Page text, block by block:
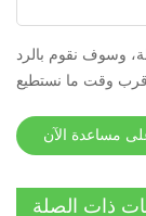
وسوف نقوم بالرد
مساعدة الآن
ذات الصلة